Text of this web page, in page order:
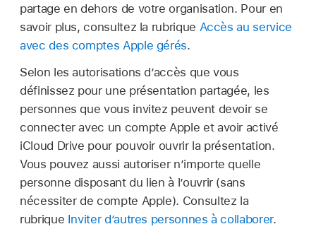
partage en dehors de votre organisation. Pour en
savoir plus, consultez la rubrique Accès au service
avec des comptes Apple gérés.
Selon les autorisations d’accès que vous
définissez pour une présentation partagée, les
personnes que vous invitez peuvent devoir se
connecter avec un compte Apple et avoir activé
iCloud Drive pour pouvoir ouvrir la présentation.
Vous pouvez aussi autoriser n’importe quelle
personne disposant du lien à l’ouvrir (sans
nécessiter de compte Apple). Consultez la
rubrique Inviter d’autres personnes à collaborer.